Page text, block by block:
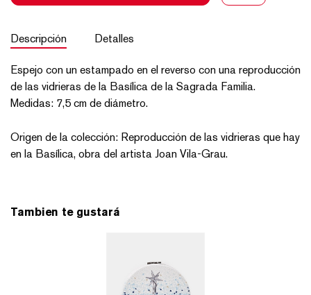
Descripción Detalles
Espejo con un estampado en el reverso con una reproducción
de las vidrieras de la Basílica de la Sagrada Familia.
Medidas: 7,5 cm de diámetro.
Origen de la colección: Reproducción de las vidrieras que hay
en la Basílica, obra del artista Joan Vila-Grau.
Tambien te gustará